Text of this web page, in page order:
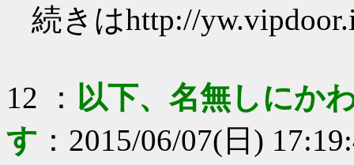
続きはhttp://
12 ： 以下、名無しにか
す ： 2015/06/07(日)